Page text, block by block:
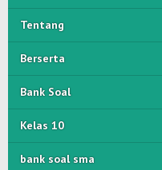
Tentang
Berserta
Bank Soal
Kelas 10
bank soal sma